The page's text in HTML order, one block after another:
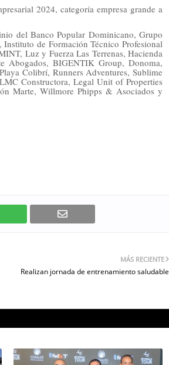
2024, categoría empresa grande a
del Banco Popular Dominicano, Grupo
de Formación Técnico Profesional
Luz y Fuerza Las Terrenas, Hacienda
Abogados, BIGENTIK Group, Donoma,
Colibrí, Runners Adventures, Sublime
Constructora, Legal Unit of Properties
Marte, Willmore Phipps & Asociados y
MÁS RECIENTE
Realizan jornada de entrenamiento saludable